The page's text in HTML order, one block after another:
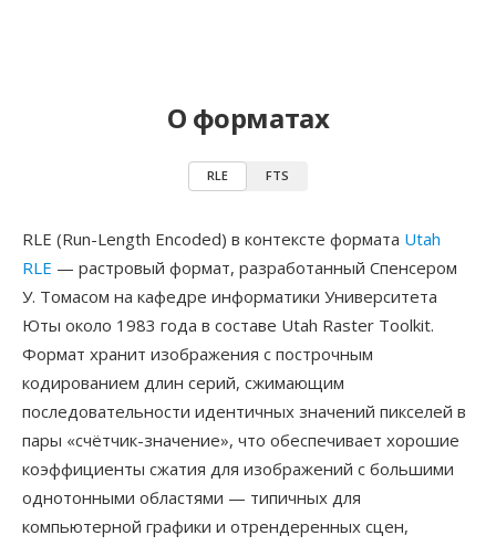
О форматах
RLE FTS
RLE (Run-Length Encoded) в контексте формата Utah
RLE — растровый формат, разработанный Спенсером
У. Томасом на кафедре информатики Университета
Юты около 1983 года в составе Utah Raster Toolkit.
Формат хранит изображения с построчным
кодированием длин серий, сжимающим
последовательности идентичных значений пикселей в
пары «счётчик-значение», что обеспечивает хорошие
коэффициенты сжатия для изображений с большими
однотонными областями — типичных для
компьютерной графики и отрендеренных сцен,